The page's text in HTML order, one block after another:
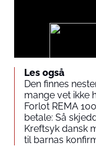
Du godtar å vise
kan bli sendt
Les også
Den finnes
mange vet ikke
Forlot REMA
betale: Så
Kreftsyk dansk
til barnas